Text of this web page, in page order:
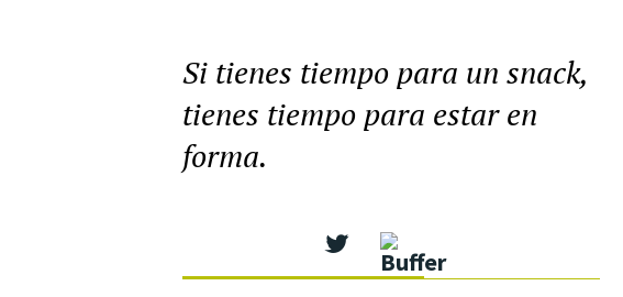
Si tienes tiempo para un snack,
tienes tiempo para estar en
forma.